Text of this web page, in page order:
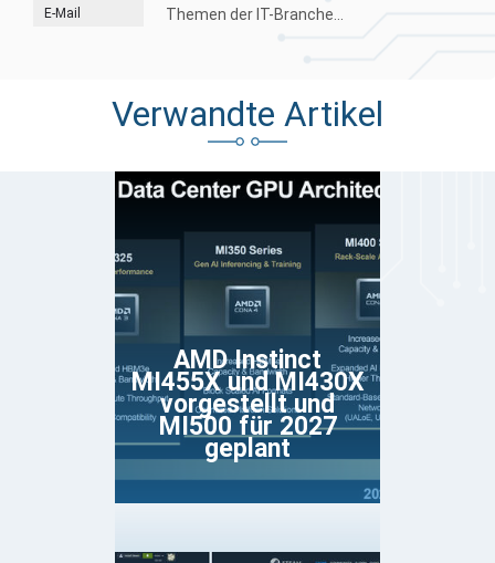
E-Mail
Themen der IT-Branche...
Verwandte Artikel
AMD Instinct
MI455X und MI430X
vorgestellt und
MI500 für 2027
geplant